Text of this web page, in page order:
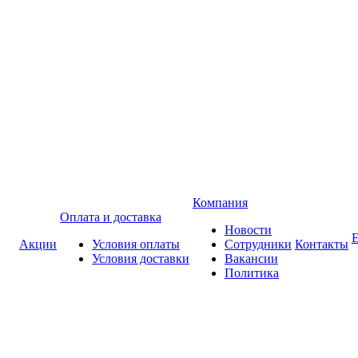
Акции
Оплата и доставка
Условия оплаты
Условия доставки
Компания
Новости
Сотрудники
Вакансии
Политика
Контакты